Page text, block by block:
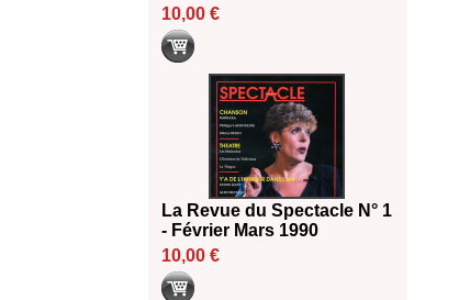
10,00 €
La Revue du Spectacle N° 1
- Février Mars 1990
10,00 €